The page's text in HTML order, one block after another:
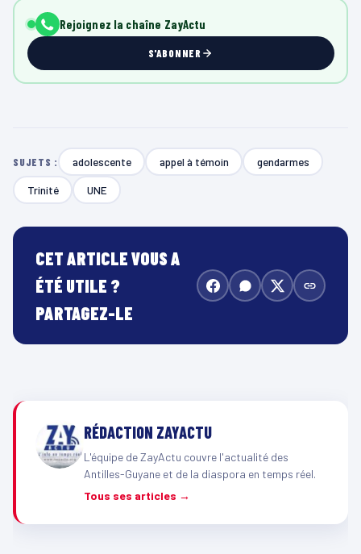
Rejoignez la chaîne ZayActu
S'ABONNER
SUJETS : adolescente appel à témoin gendarmes
Trinité UNE
CET ARTICLE VOUS A
ÉTÉ UTILE ?
PARTAGEZ-LE
RÉDACTION ZAYACTU
L'équipe de ZayActu couvre l'actualité des
Antilles-Guyane et de la diaspora en temps réel.
Tous ses articles →